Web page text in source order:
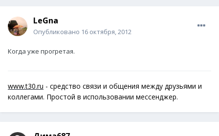
LeGna
Опубликовано 16 октября, 2012
Когда уже прогретая.
www.t30.ru - средство связи и общения между друзьями и
коллегами. Простой в использовании мессенджер.